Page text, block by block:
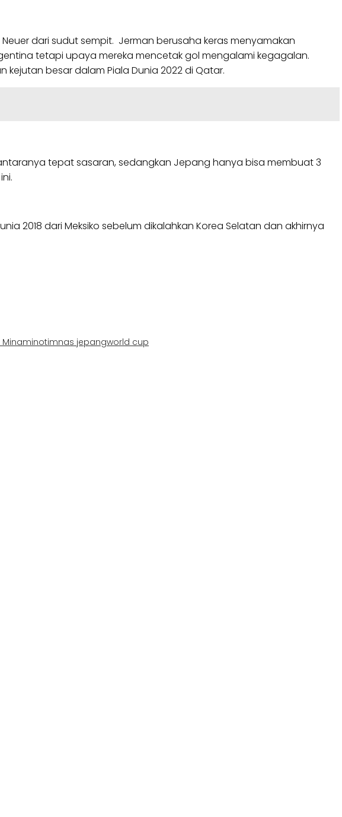
dari sudut sempit. Jerman berusaha keras menyamakan
tetapi upaya mereka mencetak gol mengalami kegagalan.
besar dalam Piala Dunia 2022 di Qatar.
tepat sasaran, sedangkan Jepang hanya bisa membuat 3
2018 dari Meksiko sebelum dikalahkan Korea Selatan dan akhirnya
Minaminotimnas jepangworld cup